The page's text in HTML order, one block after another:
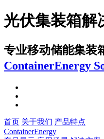
光伏集装箱解
专业移动储能集装
ContainerEnergy
首页 关于我们 产品特点
ContainerEnergy